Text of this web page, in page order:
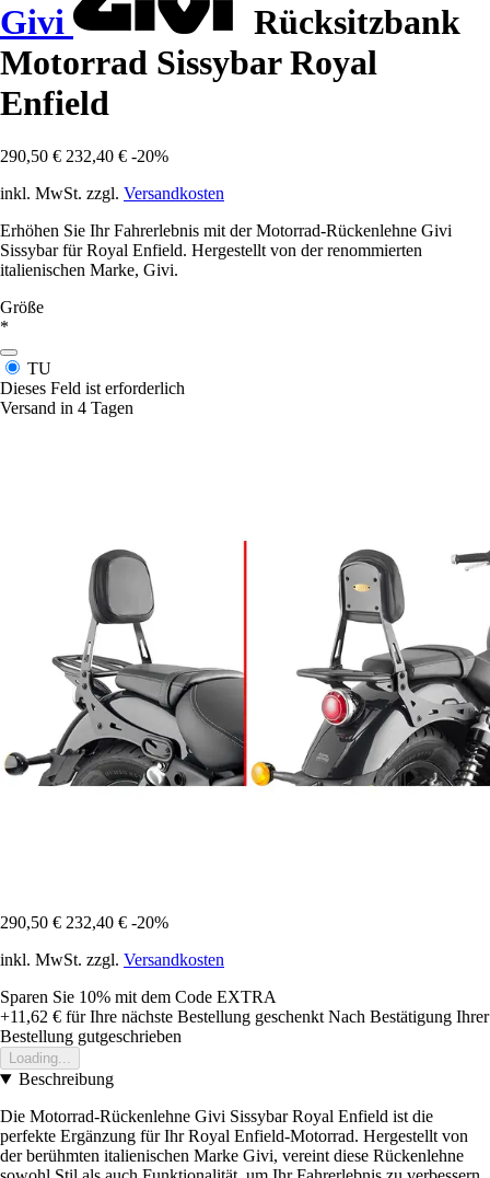
Givi
Rücksitzbank
Motorrad Sissybar Royal
Enfield
290,50 € 232,40 € -20%
inkl. MwSt. zzgl. Versandkosten
Erhöhen Sie Ihr Fahrerlebnis mit der Motorrad-Rückenlehne Givi
Sissybar für Royal Enfield. Hergestellt von der renommierten
italienischen Marke, Givi.
Größe
*
TU
Dieses Feld ist erforderlich
Versand in 4 Tagen
290,50 € 232,40 € -20%
inkl. MwSt. zzgl. Versandkosten
Sparen Sie 10% mit dem Code EXTRA
+11,62 € für Ihre nächste Bestellung geschenkt Nach Bestätigung Ihrer
Bestellung gutgeschrieben
Loading...
Beschreibung
Die Motorrad-Rückenlehne Givi Sissybar Royal Enfield ist die
perfekte Ergänzung für Ihr Royal Enfield-Motorrad. Hergestellt von
der berühmten italienischen Marke Givi, vereint diese Rückenlehne